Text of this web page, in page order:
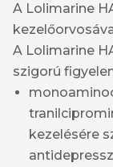
A Lolimarine
A Lolimarine
szigorú
kezelésére